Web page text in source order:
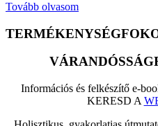
Tovább olvasom
Információs és felkészítő e-
KERESD A